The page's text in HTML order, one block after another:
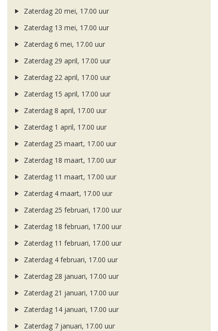
Zaterdag 20 mei, 17.00 uur
Zaterdag 13 mei, 17.00 uur
Zaterdag 6 mei, 17.00 uur
Zaterdag 29 april, 17.00 uur
Zaterdag 22 april, 17.00 uur
Zaterdag 15 april, 17.00 uur
Zaterdag 8 april, 17.00 uur
Zaterdag 1 april, 17.00 uur
Zaterdag 25 maart, 17.00 uur
Zaterdag 18 maart, 17.00 uur
Zaterdag 11 maart, 17.00 uur
Zaterdag 4 maart, 17.00 uur
Zaterdag 25 februari, 17.00 uur
Zaterdag 18 februari, 17.00 uur
Zaterdag 11 februari, 17.00 uur
Zaterdag 4 februari, 17.00 uur
Zaterdag 28 januari, 17.00 uur
Zaterdag 21 januari, 17.00 uur
Zaterdag 14 januari, 17.00 uur
Zaterdag 7 januari, 17.00 uur